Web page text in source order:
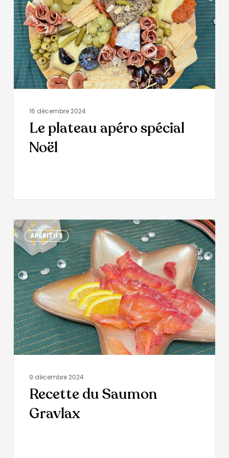
16 décembre 2024
Le plateau apéro spécial
Noël
APÉRITIFS
9 décembre 2024
Recette du Saumon
Gravlax